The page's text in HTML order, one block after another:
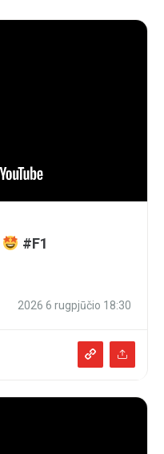
#F1
2026 6 rugpjūčio 18:30